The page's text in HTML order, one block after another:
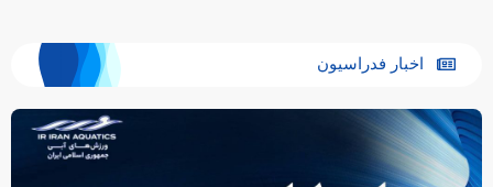
اخبار فدراسیون